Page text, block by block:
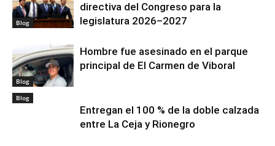
Blog
directiva del Congreso para la
legislatura 2026–2027
Blog
Hombre fue asesinado en el parque
principal de El Carmen de Viboral
Blog
Entregan el 100 % de la doble calzada
entre La Ceja y Rionegro